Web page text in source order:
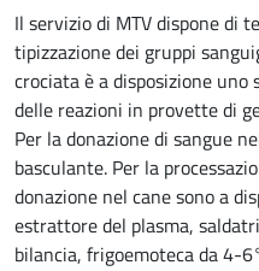
Il servizio di MTV dispone di
tipizzazione dei gruppi
crociata è a disposizione
delle reazioni in provette di
Per la donazione di sangue
basculante. Per la
donazione nel cane sono a
estrattore del plasma,
bilancia, frigoemoteca da 4-